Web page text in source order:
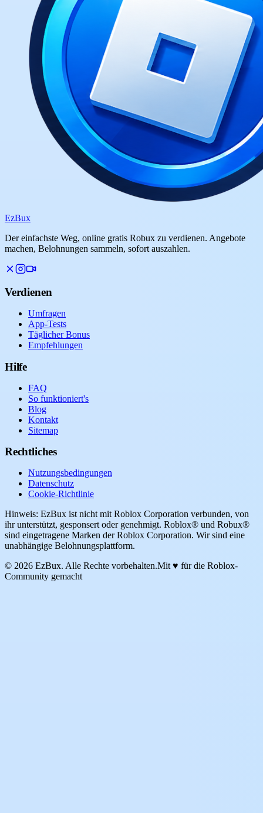
EzBux
Der einfachste Weg, online gratis Robux zu verdienen. Angebote
machen, Belohnungen sammeln, sofort auszahlen.
Verdienen
Umfragen
App-Tests
Täglicher Bonus
Empfehlungen
Hilfe
FAQ
So funktioniert's
Blog
Kontakt
Sitemap
Rechtliches
Nutzungsbedingungen
Datenschutz
Cookie-Richtlinie
Hinweis: EzBux ist nicht mit Roblox Corporation verbunden, von
ihr unterstützt, gesponsert oder genehmigt. Roblox® und Robux®
sind eingetragene Marken der Roblox Corporation. Wir sind eine
unabhängige Belohnungsplattform.
© 2026 EzBux. Alle Rechte vorbehalten.Mit ♥ für die Roblox-
Community gemacht